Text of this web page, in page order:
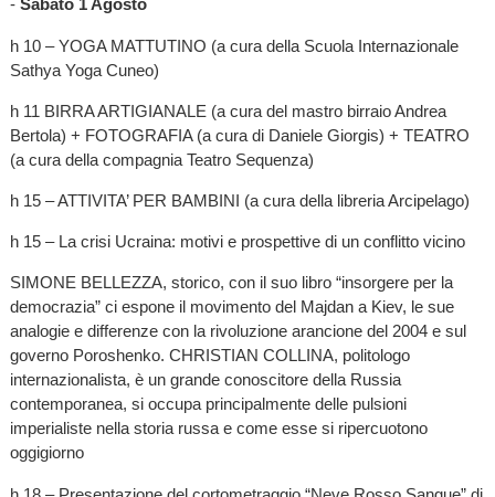
- Sabato 1 Agosto
h 10 – YOGA MATTUTINO (a cura della Scuola Internazionale
Sathya Yoga Cuneo)
h 11 BIRRA ARTIGIANALE (a cura del mastro birraio Andrea
Bertola) + FOTOGRAFIA (a cura di Daniele Giorgis) + TEATRO
(a cura della compagnia Teatro Sequenza)
h 15 – ATTIVITA’ PER BAMBINI (a cura della libreria Arcipelago)
h 15 – La crisi Ucraina: motivi e prospettive di un conflitto vicino
SIMONE BELLEZZA, storico, con il suo libro “insorgere per la
democrazia” ci espone il movimento del Majdan a Kiev, le sue
analogie e differenze con la rivoluzione arancione del 2004 e sul
governo Poroshenko. CHRISTIAN COLLINA, politologo
internazionalista, è un grande conoscitore della Russia
contemporanea, si occupa principalmente delle pulsioni
imperialiste nella storia russa e come esse si ripercuotono
oggigiorno